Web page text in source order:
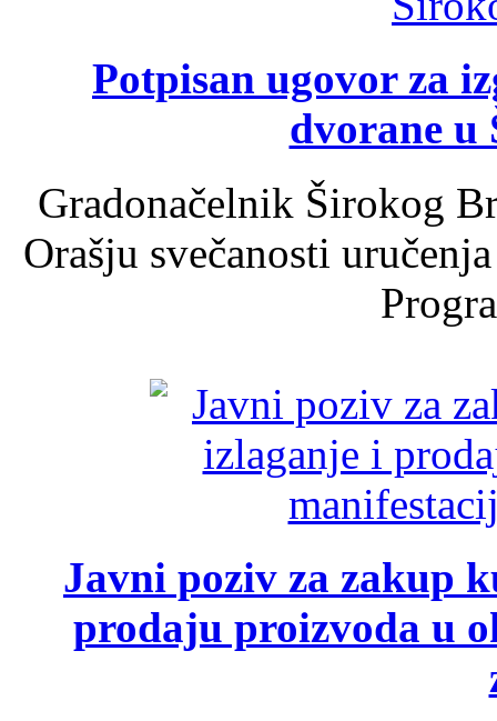
Potpisan ugovor za
dvorane u
Gradonačelnik Širokog
Orašju svečanosti
Javni poziv za zakup
prodaju proizvoda u